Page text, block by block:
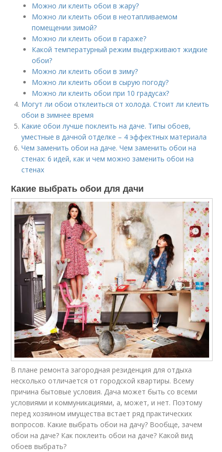
Можно ли клеить обои в жару?
Можно ли клеить обои в неотапливаемом
помещении зимой?
Можно ли клеить обои в гараже?
Какой температурный режим выдерживают жидкие
обои?
Можно ли клеить обои в зиму?
Можно ли клеить обои в сырую погоду?
Можно ли клеить обои при 10 градусах?
Могут ли обои отклеиться от холода. Стоит ли клеить
обои в зимнее время
Какие обои лучше поклеить на даче. Типы обоев,
уместные в дачной отделке – 4 эффектных материала
Чем заменить обои на даче. Чем заменить обои на
стенах: 6 идей, как и чем можно заменить обои на
стенах
Какие выбрать обои для дачи
В плане ремонта загородная резиденция для отдыха
несколько отличается от городской квартиры. Всему
причина бытовые условия. Дача может быть со всеми
условиями и коммуникациями, а, может, и нет. Поэтому
перед хозяином имущества встает ряд практических
вопросов. Какие выбрать обои на дачу? Вообще, зачем
обои на даче? Как поклеить обои на даче? Какой вид
обоев выбрать?